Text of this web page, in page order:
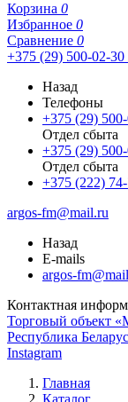
Корзина 0
Избранное 0
Сравнение 0
+375 (29) 500-02-30
Назад
Телефоны
+375 (29)
Отдел сбыта
+375 (29) 500-
Отдел сбыта
+375 (222)
argos-fm@mail.ru
Назад
E-mails
argos-
Контактная
Торговый объект
Республика
Instagram
Главная
Каталог